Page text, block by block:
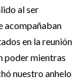
al ser
acompañaban
en la reunión
poder mientras
nuestro anhelo